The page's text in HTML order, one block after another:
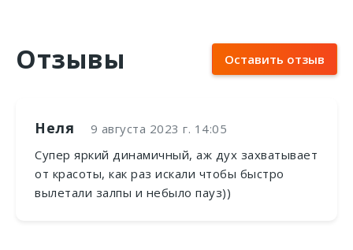
Отзывы Оставить отзыв
Неля
9 августа 2023 г. 14:05
Супер яркий динамичный, аж дух захватывает
от красоты, как раз искали чтобы быстро
вылетали залпы и небыло пауз))